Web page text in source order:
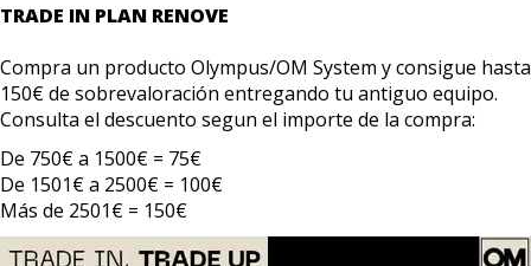
TRADE IN PLAN RENOVE
Compra un producto Olympus/OM System y consigue hasta
150€ de sobrevaloración entregando tu antiguo equipo.
Consulta el descuento segun el importe de la compra:
De 750€ a 1500€ = 75€
De 1501€ a 2500€ = 100€
Más de 2501€ = 150€